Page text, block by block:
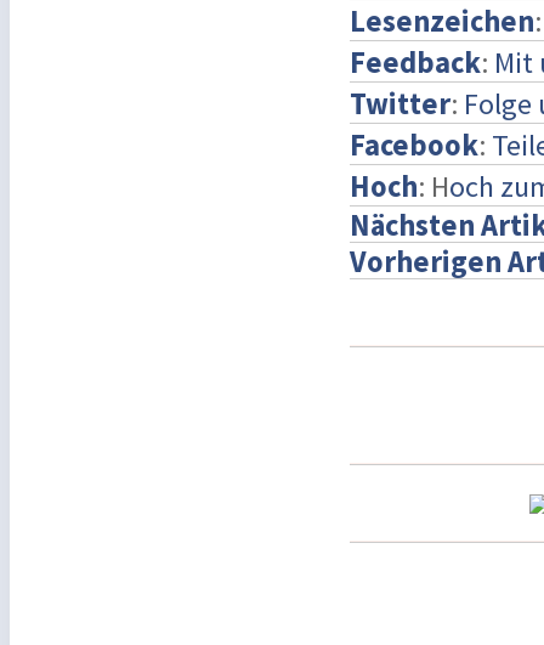
Lesenzeichen
Feedback: Mit
Twitter: Folge
Facebook:
Hoch: Hoch
Nächsten
Vorherigen